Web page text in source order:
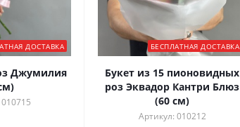
ДОСТАВКА
Джумилия
БЕСПЛАТНАЯ ДОСТАВКА
Букет из 15 пионовидных
роз Эквадор Кантри Блюз
(60 см)
Артикул: 010212